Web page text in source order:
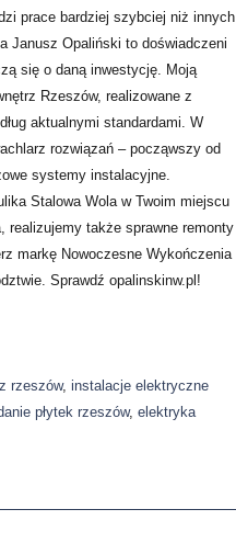
prace bardziej szybciej niż innych
Janusz Opaliński to doświadczeni
się o daną inwestycję. Moją
Rzeszów, realizowane z
aktualnymi standardami. W
rozwiązań – począwszy od
systemy instalacyjne.
Stalowa Wola w Twoim miejscu
realizujemy także sprawne remonty
markę Nowoczesne Wykończenia
Sprawdź opalinskinw.pl!
rzeszów,instalacje elektryczne
płytek rzeszów,elektryka